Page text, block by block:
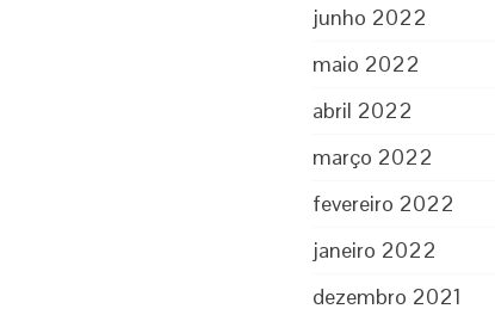
junho 2022
maio 2022
abril 2022
março 2022
fevereiro 2022
janeiro 2022
dezembro 2021